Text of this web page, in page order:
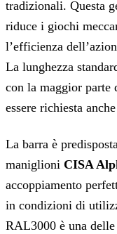
tradizionali. Questa
riduce i giochi
l’efficienza
La lunghezza
con la maggior parte
essere richiesta
La barra è
maniglioni CISA
accoppiamento
in condizioni di
RAL3000 è una